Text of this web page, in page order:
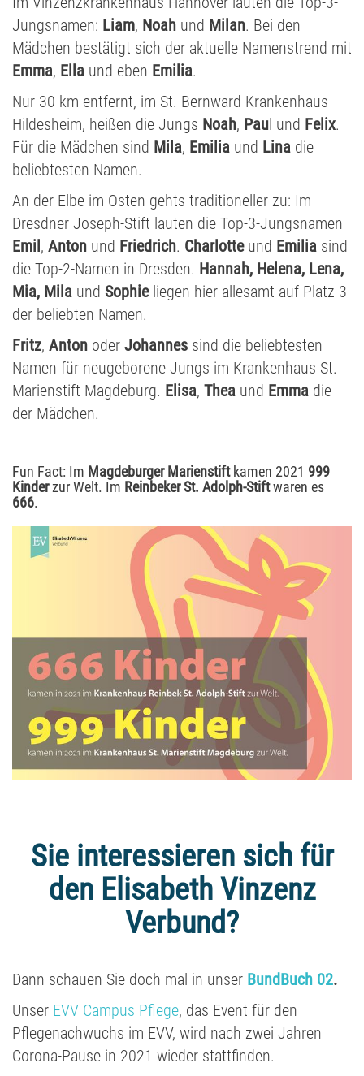
Jungsnamen: Liam, Noah und Milan. Bei den
Mädchen bestätigt sich der aktuelle Namenstrend mit
Emma, Ella und eben Emilia.
Nur 30 km entfernt, im St. Bernward Krankenhaus
Hildesheim, heißen die Jungs Noah, Paul und Felix.
Für die Mädchen sind Mila, Emilia und Lina die
beliebtesten Namen.
An der Elbe im Osten gehts traditioneller zu: Im
Dresdner Joseph-Stift lauten die Top-3-Jungsnamen
Emil, Anton und Friedrich. Charlotteund Emilia sind
die Top-2-Namen in Dresden. Hannah, Helena, Lena,
Mia, Mila und Sophieliegen hier allesamt auf Platz 3
der beliebten Namen.
Fritz, Anton oder Johannes sind die beliebtesten
Namen für neugeborene Jungs im Krankenhaus St.
Marienstift Magdeburg. Elisa, Thea und Emma die
der Mädchen.
Fun Fact: Im Magdeburger Marienstiftkamen 2021 999
Kinderzur Welt. Im Reinbeker St. Adolph-Stiftwaren es
666.
Sie interessieren sich für
den Elisabeth Vinzenz
Verbund?
Dann schauen Sie doch mal in unser BundBuch 02.
Unser EVV Campus Pflege, das Event für den
Pflegenachwuchs im EVV, wird nach zwei Jahren
Corona-Pause in 2021 wieder stattfinden.